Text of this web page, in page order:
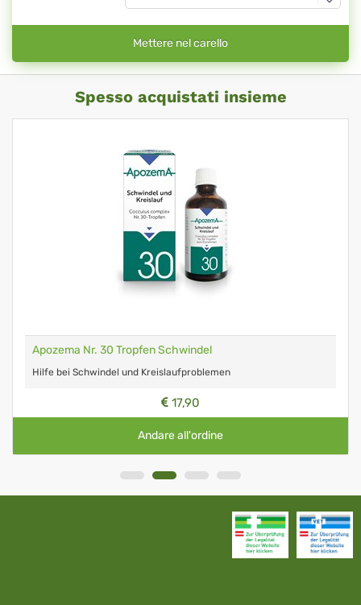
Mettere nel carello
Spesso acquistati insieme
Apozema Nr. 30 Tropfen Schwindel
Hilfe bei Schwindel und Kreislaufproblemen
17,90
Andare all'ordine